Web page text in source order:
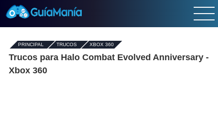
PRINCIPAL - TRUCOS- XBOX 360
Trucos para Halo Combat Evolved Anniversary -
Xbox 360